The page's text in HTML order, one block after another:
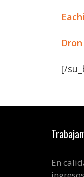
[/
En